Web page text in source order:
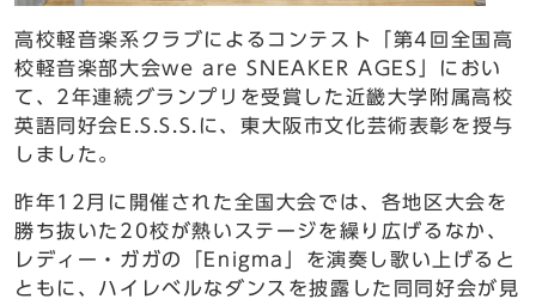
高校軽音楽系クラブによるコンテスト「第4回全国高
校軽音楽部大会we are SNEAKER AGES」におい
て、2年連続グランプリを受賞した近畿大学附属高校
英語同好会E.S.S.S.に、東大阪市文化芸術表彰を授与
しました。
昨年12月に開催された全国大会では、各地区大会を
勝ち抜いた20校が熱いステージを繰り広げるなか、
レディー・ガガの「Enigma」を演奏し歌い上げると
ともに、ハイレベルなダンスを披露した同同好会が見